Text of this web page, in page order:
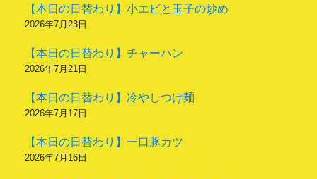
【本日の日替わり】小エビと玉子の炒め
2026年7月23日
【本日の日替わり】チャーハン
2026年7月21日
【本日の日替わり】冷やしつけ麺
2026年7月17日
【本日の日替わり】一口豚カツ
2026年7月16日